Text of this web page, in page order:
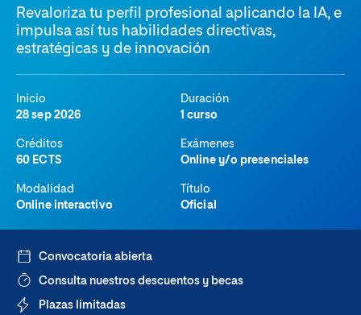
Revaloriza tu perfil profesional aplicando la IA, e
impulsa así tus habilidades directivas,
estratégicas y de innovación
Inicio
28 sep 2026
Duración
1 curso
Créditos
60 ECTS
Exámenes
Online y/o presenciales
Modalidad
Online interactivo
Título
Oficial
Convocatoria abierta
Consulta nuestros descuentos y becas
Plazas limitadas